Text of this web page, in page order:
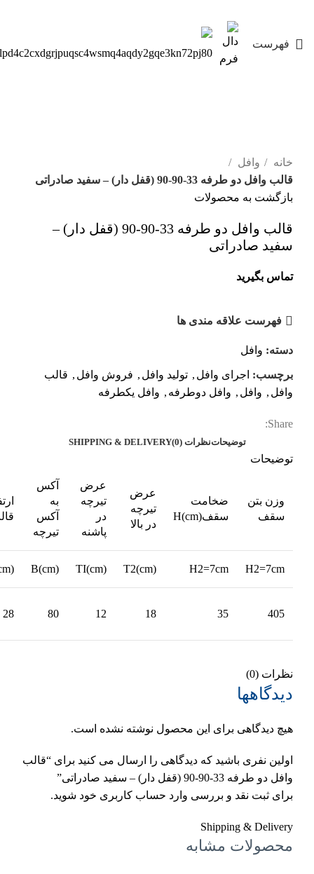
فهرست
خانه
وافل
قالب وافل دو طرفه 33-90-90 (قفل دار) – سفید صادراتی
بازگشت به محصولات
قالب وافل دو طرفه 33-90-90 (قفل دار) –
سفید صادراتی
تماس بگیرید
فهرست علاقه مندی ها
دسته: وافل
برچسب: اجرای وافل , تولید وافل , فروش وافل , قالب
وافل , وافل , وافل دوطرفه , وافل یکطرفه
Share:
توضیحاتنظرات (0) SHIPPING & DELIVERY
توضیحات
وزن بتن
سقف
ضخامت
سقفH(cm)
عرض
تیرچه
در بالا
عرض
تیرچه
در
پاشنه
آکس
به
آکس
تیرچه
H2=7cm
H2=7cm
T2(cm)
TI(cm)
B(cm)
405
35
18
12
80
28
نظرات (0)
دیدگاهها
هیچ دیدگاهی برای این محصول نوشته نشده است.
اولین نفری باشید که دیدگاهی را ارسال می کنید برای “قالب
وافل دو طرفه 33-90-90 (قفل دار) – سفید صادراتی”
برای ثبت نقد و بررسی وارد حساب کاربری خود شوید.
Shipping & Delivery
محصولات مشابه